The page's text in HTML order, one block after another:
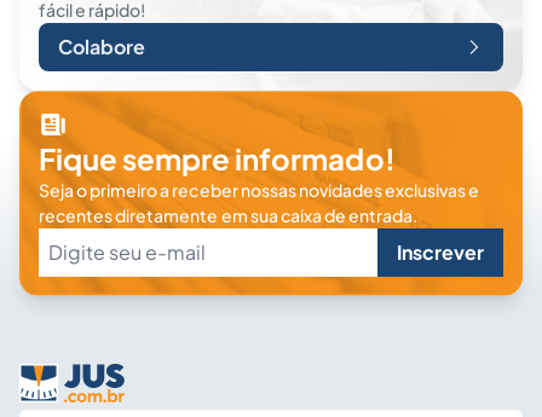
fácil e rápido!
Colabore
Fique sempre informado!
Seja o primeiro a receber nossas novidades exclusivas e
recentes diretamente em sua caixa de entrada.
Inscrever